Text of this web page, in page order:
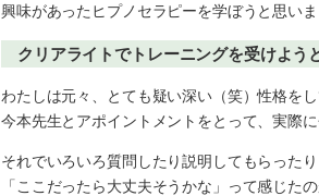
興味があったヒプノセラピーを学ぼうと思いま
クリアライトでトレーニングを受けよう
わたしは元々、とても疑い深い（笑）性格をし
今本先生とアポイントメントをとって、実際に
それでいろいろ質問したり説明してもらったり
「ここだったら大丈夫そうかな」って感じたの